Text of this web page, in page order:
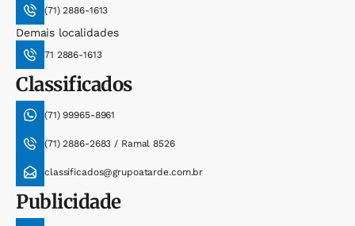
(71) 2886-1613
Demais localidades
71 2886-1613
Classificados
(71) 99965-8961
(71) 2886-2683 / Ramal 8526
classificados@grupoatarde.com.br
Publicidade